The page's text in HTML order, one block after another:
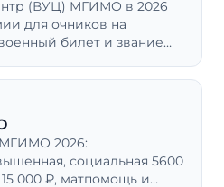
(ВУЦ) МГИМО в 2026
для очников на
билет и звание
2026:
социальная 5600
000 ₽, матпомощь и